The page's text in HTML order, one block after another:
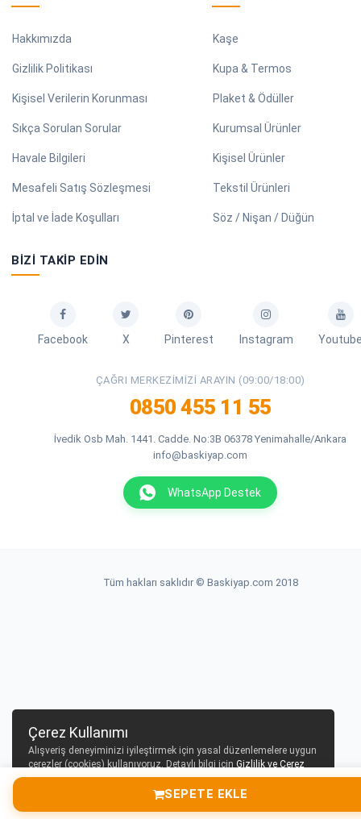
SEPETE EKLE
Hakkımızda
Gizlilik Politikası
Kişisel Verilerin Korunması
Sıkça Sorulan Sorular
Havale Bilgileri
Mesafeli Satış Sözleşmesi
İptal ve İade Koşulları
Kaşe
Kupa & Termos
Plaket & Ödüller
Kurumsal Ürünler
Kişisel Ürünler
Tekstil Ürünleri
Söz / Nişan / Düğün
BIZI TAKIP EDIN
Facebook X Pinterest Instagram
ÇAĞRI MERKEZIMIZI ARAYIN (09:00/18:00)
0850 455 11 55
İvedik Osb Mah. 1441. Cadde. No:3B 06378 Yenimahalle/Ankara
info@baskiyap.com
WhatsApp Destek
Tüm hakları saklıdır © Baskiyap.com 2018
Çerez Kullanımı
Alışveriş deneyiminizi iyileştirmek için yasal düzenlemelere uygun
çerezler (cookies) kullanıyoruz. Detaylı bilgi için Gizlilik ve Çerez
Politikasısayfamızı inceleyebilirsiniz.